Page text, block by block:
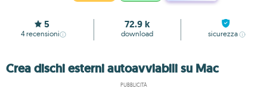
5
4recensioni
72.9 k
download sicurezza
Crea dischi esterni autoavviabili su Mac
PUBBLICITÀ